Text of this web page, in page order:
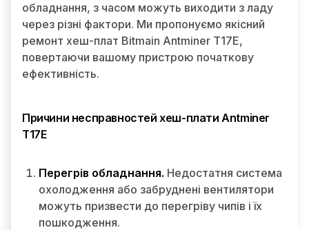
обладнання, з часом можуть виходити з ладу
через різні фактори. Ми пропонуємо якісний
ремонт хеш-плат Bitmain Antminer T17E,
повертаючи вашому пристрою початкову
ефективність.
Причини несправностей хеш-плати Antminer
T17E
Перегрів обладнання. Недостатня система
охолодження або забруднені вентилятори
можуть призвести до перегріву чипів і їх
пошкодження.